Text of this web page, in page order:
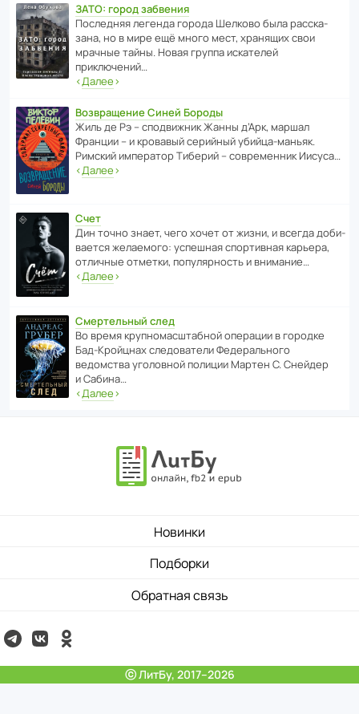
ЗАТО: город забвения
После­дняя легенда города Шелково была расска­
зана, но в мире ещё много мест, хранящих свои
мрачные тайны. Новая группа иска­телей
приключений…
‹Далее›
Возвращение Синей Бороды
Жиль де Рэ – спод­ви­жник Жанны д’Арк, маршал
Франции – и кровавый серийный убийца-маньяк.
Римский импе­ратор Тиберий – совре­менник Иисуса…
‹Далее›
Счет
Дин точно знает, чего хочет от жизни, и всегда доби­
ва­ется жела­е­мого: успе­шная спор­ти­вная карьера,
отли­чные отметки, попу­ля­р­ность и внимание…
‹Далее›
Смертельный след
Во время круп­но­мас­ш­та­бной операции в городке
Бад‑Крой­цнах следо­ва­тели Феде­раль­ного
ведомства уголо­вной полиции Мартен С. Снейдер
и Сабина…
‹Далее›
Новинки
Подборки
Обратная связь
ⓒ ЛитБу, 2017–2026